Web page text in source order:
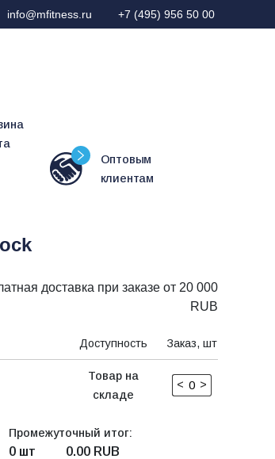
info@mfitness.ru +7 (495) 956 50 00
Оптовым
клиентам
доставка при заказе от 20 000
RUB
Доступность Заказ, шт
Товар на
складе
< >
Промежуточный итог:
0 шт 0.00 RUB